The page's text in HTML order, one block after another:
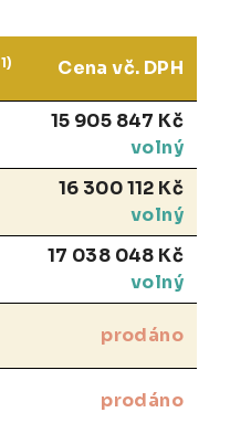
1) Cena vč. DPH
15 905 847 Kč
volný
16 300 112 Kč
volný
17 038 048 Kč
volný
prodáno
prodáno